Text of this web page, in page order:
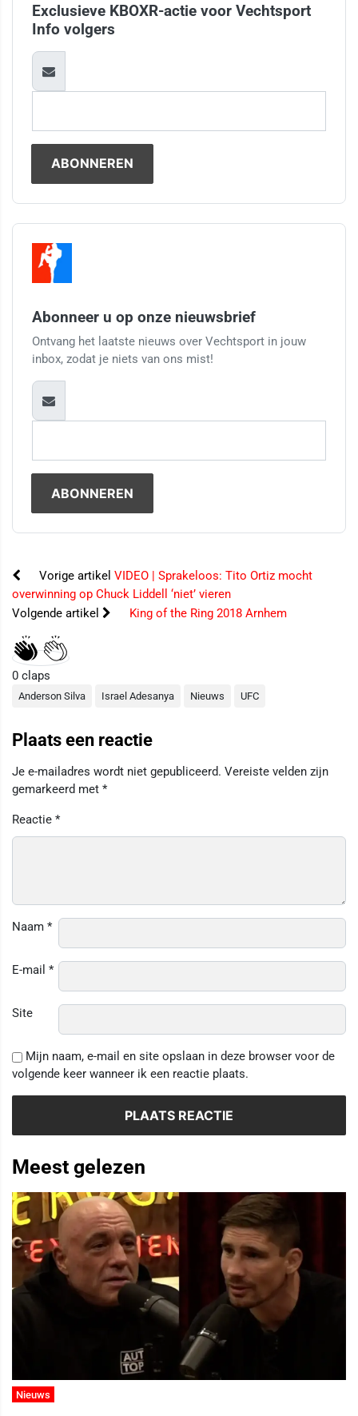
Exclusieve KBOXR-actie voor Vechtsport
Info volgers
Abonneer u op onze nieuwsbrief
Ontvang het laatste nieuws over Vechtsport in jouw
inbox, zodat je niets van ons mist!
Vorige artikel VIDEO | Sprakeloos: Tito Ortiz mocht
overwinning op Chuck Liddell ‘niet’ vieren
Volgende artikel
King of the Ring 2018 Arnhem
0 claps
Anderson Silva Israel Adesanya Nieuws UFC
Plaats een reactie
Je e-mailadres wordt niet gepubliceerd. Vereiste velden zijn
gemarkeerd met *
Reactie *
Naam *
E-mail *
Site
Mijn naam, e-mail en site opslaan in deze browser voor de
volgende keer wanneer ik een reactie plaats.
Meest gelezen
Nieuws